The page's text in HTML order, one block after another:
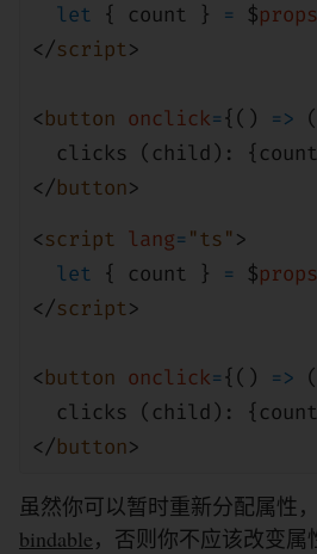
let
{ count } = $props
</script>
<button onclick={() =>
clicks (child):
</button>
<script lang= "ts" >
let
{ count } = $props
</script>
<button onclick={() =>
clicks (child):
</button>
虽然你可以暂时重新分配属性
bindable，否则你不应该改变属